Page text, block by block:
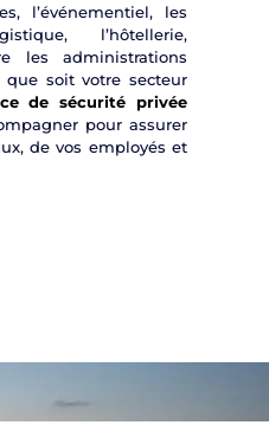
l’événementiel, les
l’hôtellerie,
les administrations
soit votre secteur
de sécurité privée
pour assurer
de vos employés et